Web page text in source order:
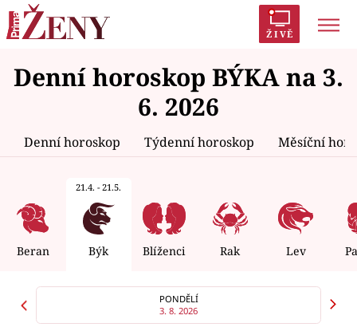
ŽIVĚ
Trendy: Polabí Inspekce Prostřeno!
AYTO?
Zrádci Proměny
Témata
Celebrity
Seriály
Denní horoskop BÝKA na 3.
6. 2026
Denní horoskop Týdenní horoskop Měsíční
Beran
21.4. - 21.5.
Býk Blíženci Rak Lev
PONDĚLÍ
3. 8. 2026